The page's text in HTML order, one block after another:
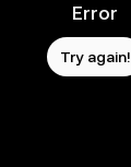
Error
Try again!